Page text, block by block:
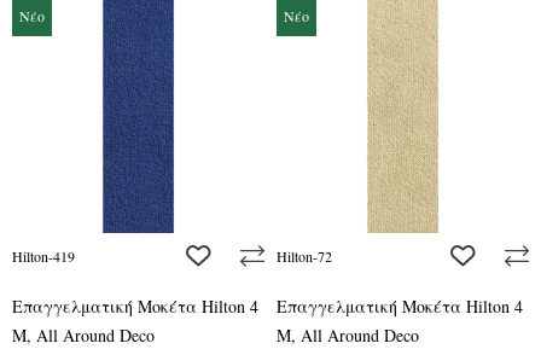
Νέο
Hilton-419 add to wishlist
Επαγγελματική Μοκέτα Hilton 4
M, All Around Deco
Νέο
Hilton-72 add to
Επαγγελματική Μοκέτα Hilton 4
M, All Around Deco